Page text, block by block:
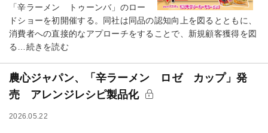
「辛ラーメン トゥーンバ」のロー
ドショーを初開催する。同社は同品の認知向上を図るとともに、
消費者への直接的なアプローチをすることで、新規顧客獲得を図
る…続きを読む
農心ジャパン、「辛ラーメン ロゼ カップ」発
売 アレンジレシピ製品化
2026.05.22